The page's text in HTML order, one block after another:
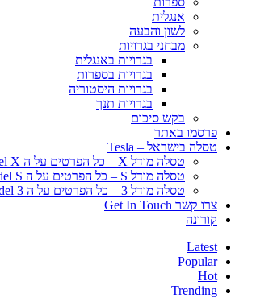
אנגלית
לשון והבעה
מבחני בגרויות
בגרויות באנגלית
בגרויות בספרות
בגרויות היסטוריה
בגרויות תנך
בקש סיכום
פרסמו באתר
טסלה בישראל – Tesla
טסלה מודל X – כל הפרטים על ה Tesla Model X מחירים, טווח נסיעה
טסלה מודל S – כל הפרטים על ה Tesla Model S מחירים, טווח נסיעה
טסלה מודל 3 – כל הפרטים על ה Tesla Model 3 מחירים, טווח נסיעה
צרו קשר Get In Touch
קורונה
Latest
Popular
Hot
Trending